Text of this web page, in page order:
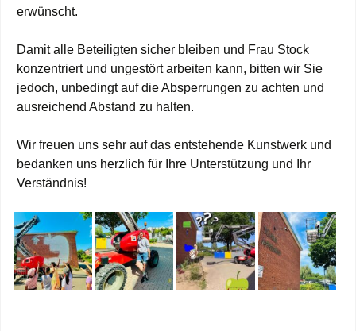
erwünscht.
Damit alle Beteiligten sicher bleiben und Frau Stock
konzentriert und ungestört arbeiten kann, bitten wir Sie
jedoch, unbedingt auf die Absperrungen zu achten und
ausreichend Abstand zu halten.
Wir freuen uns sehr auf das entstehende Kunstwerk und
bedanken uns herzlich für Ihre Unterstützung und Ihr
Verständnis!